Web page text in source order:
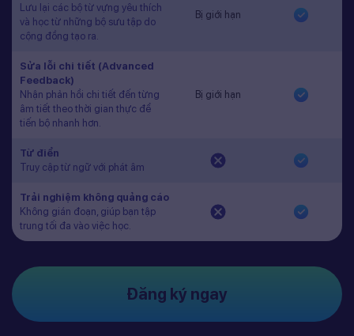
Lưu lại các bộ từ vựng yêu thích
và học từ những bộ sưu tập do
cộng đồng tạo ra.
Bị giới hạn
Sửa lỗi chi tiết (Advanced
Feedback)
Nhận phản hồi chi tiết đến từng
âm tiết theo thời gian thực để
tiến bộ nhanh hơn.
Bị giới hạn
Từ điển
Truy cập từ ngữ với phát âm
Trải nghiệm không quảng cáo
Không gián đoạn, giúp bạn tập
trung tối đa vào việc học.
Đăng ký ngay